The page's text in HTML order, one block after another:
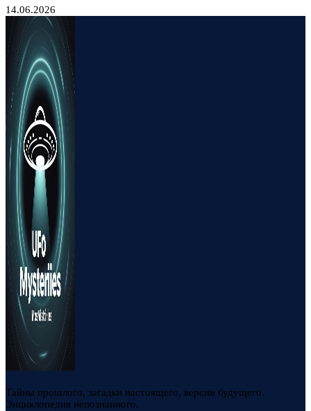
14.06.2026
Тайны прошлого, загадки настоящего, версии будущего.
Энциклопедия непознанного.